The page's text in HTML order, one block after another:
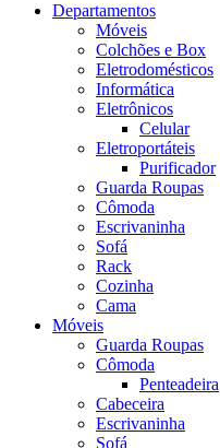
Departamentos
Móveis
Colchões e Box
Eletrodomésticos
Informática
Eletrônicos
Celular
Eletroportáteis
Purificador
Guarda Roupas
Cômoda
Escrivaninha
Sofá
Rack
Cozinha
Cama
Móveis
Guarda Roupas
Cômoda
Penteadeira
Cabeceira
Escrivaninha
Sofá